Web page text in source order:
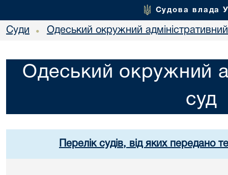
Судова влада
Суди • Одеський окружний
Одеський окружний
суд
Перелік судів, від яких передано